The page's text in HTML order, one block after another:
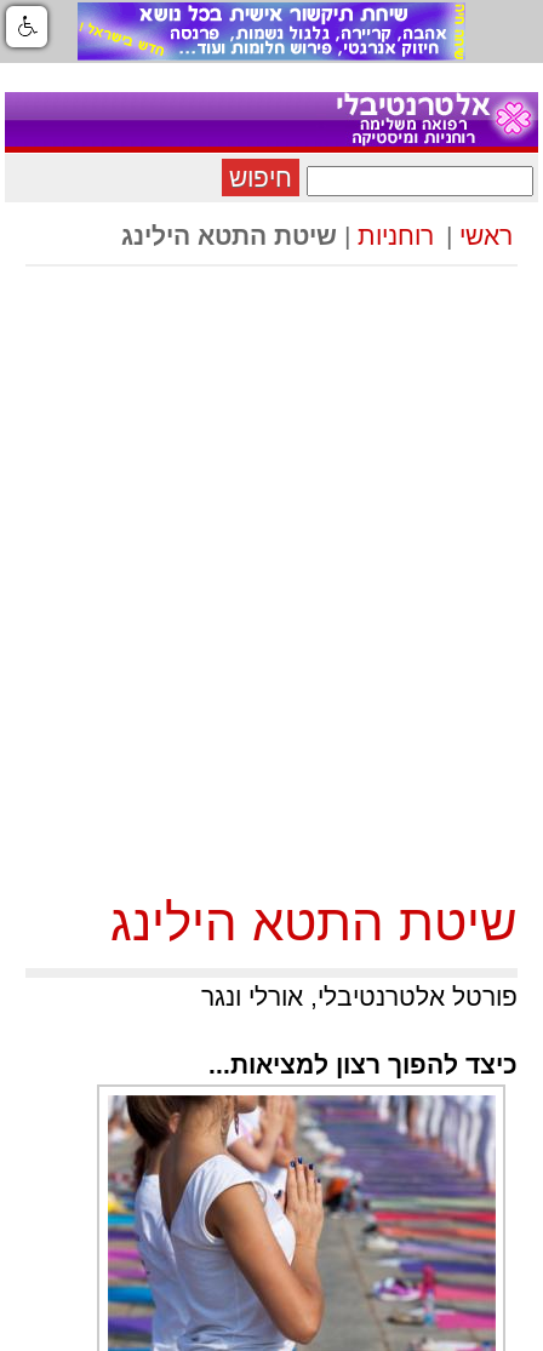
חיפוש
ראשי | רוחניות | שיטת התטא הילינג
שיטת התטא הילינג
פורטל אלטרנטיבלי, אורלי ונגר
כיצד להפוך רצון למציאות...